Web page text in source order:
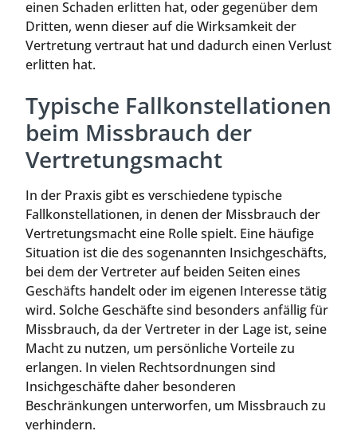
einen Schaden erlitten hat, oder gegenüber dem
Dritten, wenn dieser auf die Wirksamkeit der
Vertretung vertraut hat und dadurch einen Verlust
erlitten hat.
Typische Fallkonstellationen
beim Missbrauch der
Vertretungsmacht
In der Praxis gibt es verschiedene typische
Fallkonstellationen, in denen der Missbrauch der
Vertretungsmacht eine Rolle spielt. Eine häufige
Situation ist die des sogenannten Insichgeschäfts,
bei dem der Vertreter auf beiden Seiten eines
Geschäfts handelt oder im eigenen Interesse tätig
wird. Solche Geschäfte sind besonders anfällig für
Missbrauch, da der Vertreter in der Lage ist, seine
Macht zu nutzen, um persönliche Vorteile zu
erlangen. In vielen Rechtsordnungen sind
Insichgeschäfte daher besonderen
Beschränkungen unterworfen, um Missbrauch zu
verhindern.